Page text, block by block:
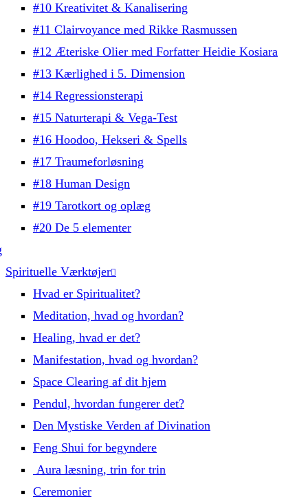
#10 Kreativitet & Kanalisering
#11 Clairvoyance med Rikke Rasmussen
#12 Æteriske Olier med Forfatter Heidie Kosiara
#13 Kærlighed i 5. Dimension
#14 Regressionsterapi
#15 Naturterapi & Vega-Test
#16 Hoodoo, Hekseri & Spells
#17 Traumeforløsning
#18 Human Design
#19 Tarotkort og oplæg
#20 De 5 elementer
Spirituelle Værktøjer
Hvad er Spiritualitet?
Meditation, hvad og hvordan?
Healing, hvad er det?
Manifestation, hvad og hvordan?
Space Clearing af dit hjem
Pendul, hvordan fungerer det?
Den Mystiske Verden af Divination
Feng Shui for begyndere
Aura læsning, trin for trin
Ceremonier